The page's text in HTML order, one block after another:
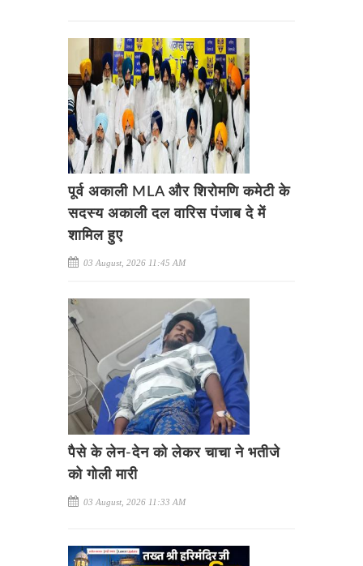
पूर्व अकाली MLA और शिरोमणि कमेटी के
सदस्य अकाली दल वारिस पंजाब दे में
शामिल हुए
03 August, 2026 11:45 AM
पैसे के लेन-देन को लेकर चाचा ने भतीजे
को गोली मारी
03 August, 2026 11:33 AM